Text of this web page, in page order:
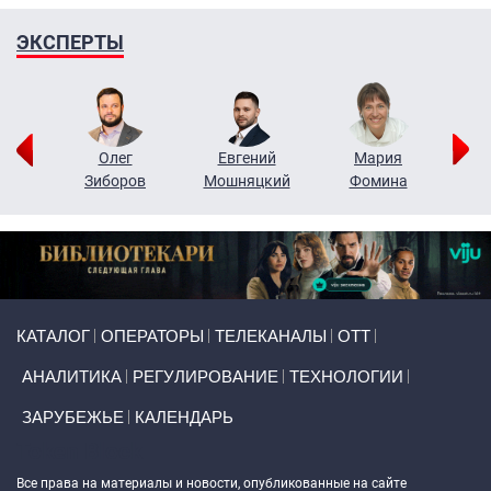
ЭКСПЕРТЫ
Олег
Зиборов
Евгений
Мошняцкий
Мария
Фомина
КАТАЛОГ ОПЕРАТОРЫ ТЕЛЕКАНАЛЫ ОТТ
АНАЛИТИКА РЕГУЛИРОВАНИЕ ТЕХНОЛОГИИ
ЗАРУБЕЖЬЕ КАЛЕНДАРЬ
Все права на материалы и новости, опубликованные на сайте